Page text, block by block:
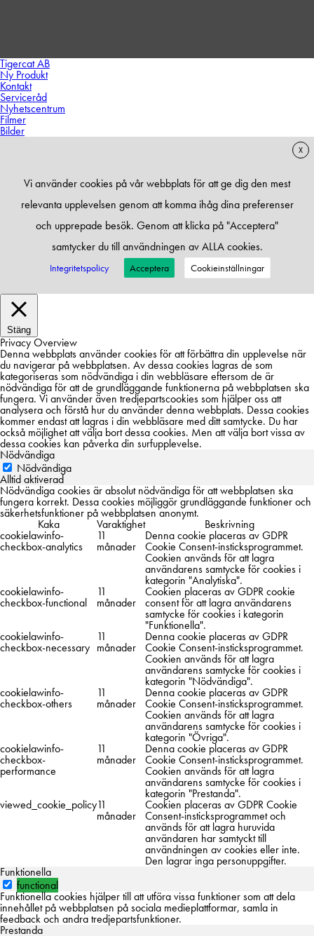
Tigercat AB
Ny Produkt
Kontakt
Serviceråd
Nyhetscentrum
Filmer
Bilder
X
Vi använder cookies på vår webbplats för att ge dig den mest
relevanta upplevelsen genom att komma ihåg dina preferenser
och upprepade besök. Genom att klicka på "Acceptera"
samtycker du till användningen av ALLA cookies.
Integritetspolicy Acceptera Cookieinställningar
Stäng
Privacy Overview
Denna webbplats använder cookies för att förbättra din upplevelse när
du navigerar på webbplatsen. Av dessa cookies lagras de som
kategoriseras som nödvändiga i din webbläsare eftersom de är
nödvändiga för att de grundläggande funktionerna på webbplatsen ska
fungera. Vi använder även tredjepartscookies som hjälper oss att
analysera och förstå hur du använder denna webbplats. Dessa cookies
kommer endast att lagras i din webbläsare med ditt samtycke. Du har
också möjlighet att välja bort dessa cookies. Men att välja bort vissa av
dessa cookies kan påverka din surfupplevelse.
Nödvändiga
Nödvändiga
Alltid aktiverad
Nödvändiga cookies är absolut nödvändiga för att webbplatsen ska
fungera korrekt. Dessa cookies möjliggör grundläggande funktioner och
säkerhetsfunktioner på webbplatsen anonymt.
Kaka Varaktighet Beskrivning
cookielawinfo-
checkbox-analytics
11
månader
Denna cookie placeras av GDPR
Cookie Consent-insticksprogrammet.
Cookien används för att lagra
användarens samtycke för cookies i
kategorin "Analytiska".
cookielawinfo-
checkbox-functional
11
månader
Cookien placeras av GDPR cookie
consent för att lagra användarens
samtycke för cookies i kategorin
"Funktionella".
cookielawinfo-
checkbox-necessary
11
månader
Denna cookie placeras av GDPR
Cookie Consent-insticksprogrammet.
Cookien används för att lagra
användarens samtycke för cookies i
kategorin "Nödvändiga".
cookielawinfo-
checkbox-others
11
månader
Denna cookie placeras av GDPR
Cookie Consent-insticksprogrammet.
Cookien används för att lagra
användarens samtycke för cookies i
kategorin "Övriga".
cookielawinfo-
checkbox-
performance
11
månader
Denna cookie placeras av GDPR
Cookie Consent-insticksprogrammet.
Cookien används för att lagra
användarens samtycke för cookies i
kategorin "Prestanda".
viewed_cookie_policy11
månader
Cookien placeras av GDPR Cookie
Consent-insticksprogrammet och
används för att lagra huruvida
användaren har samtyckt till
användningen av cookies eller inte.
Den lagrar inga personuppgifter.
Funktionella
functional
Funktionella cookies hjälper till att utföra vissa funktioner som att dela
innehållet på webbplatsen på sociala medieplattformar, samla in
feedback och andra tredjepartsfunktioner.
Prestanda